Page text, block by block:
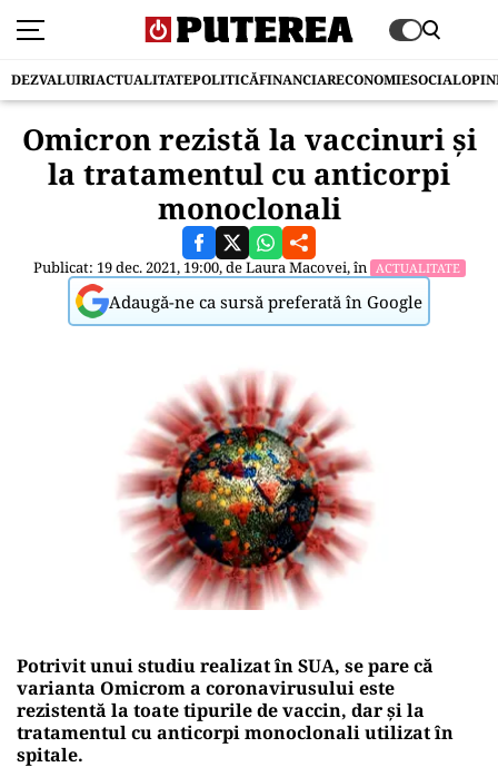
DEZVALUIRIACTUALITATEPOLITICĂFINANCIARECONOMIESOCIAL
Omicron rezistă la vaccinuri şi
la tratamentul cu anticorpi
monoclonali
Publicat: 19 dec. 2021, 19:00, deLaura Macovei, în ACTUALITATE
Adaugă-ne ca sursă preferată în Google
Potrivit unui studiu realizat în SUA, se pare că
varianta Omicrom a coronavirusului este
rezistentă la toate tipurile de vaccin, dar şi la
tratamentul cu anticorpi monoclonali utilizat în
spitale.